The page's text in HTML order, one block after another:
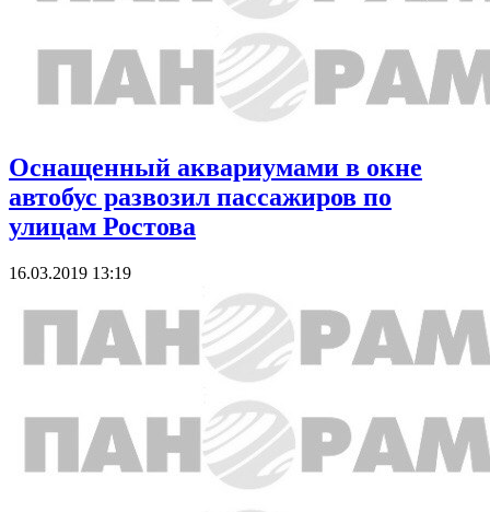
Оснащенный аквариумами в окне
автобус развозил пассажиров по
улицам Ростова
16.03.2019 13:19